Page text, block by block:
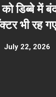
को डिब्बे
भी रह
July 22, 2026